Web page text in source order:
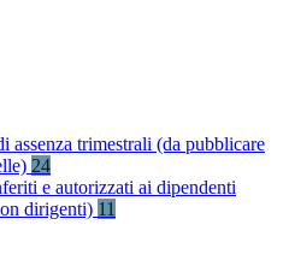
assenza trimestrali (da pubblicare
24
e autorizzati ai dipendenti
dirigenti) 11